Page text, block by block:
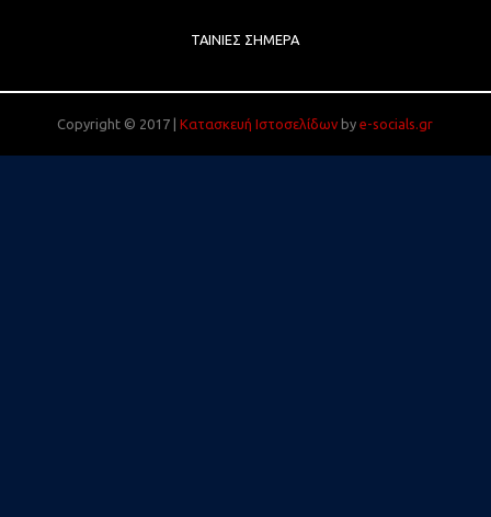
ΤΑΙΝΊΕΣ ΣΉΜΕΡΑ
Copyright © 2017 |Κατασκευή Ιστοσελίδων bye-socials.gr